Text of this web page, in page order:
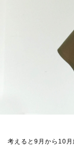
考えると9月から10